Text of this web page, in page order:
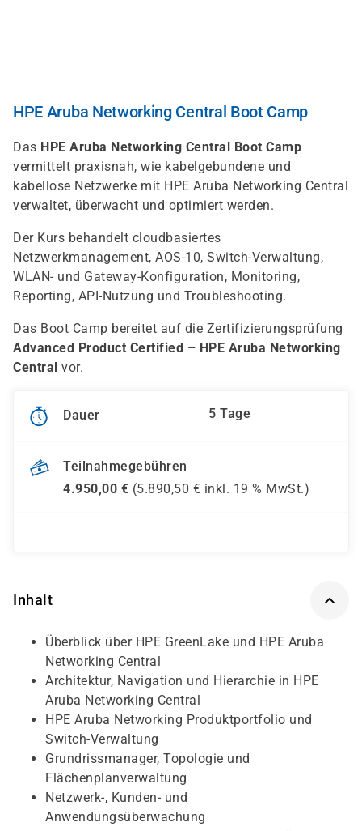
HPE Aruba Networking Central Boot Camp
Das HPE Aruba Networking Central Boot Camp
vermittelt praxisnah, wie kabelgebundene und
kabellose Netzwerke mit HPE Aruba Networking Central
verwaltet, überwacht und optimiert werden.
Der Kurs behandelt cloudbasiertes
Netzwerkmanagement, AOS-10, Switch-Verwaltung,
WLAN- und Gateway-Konfiguration, Monitoring,
Reporting, API-Nutzung und Troubleshooting.
Das Boot Camp bereitet auf die Zertifizierungsprüfung
Advanced Product Certified – HPE Aruba Networking
Central vor.
Dauer 5 Tage
Teilnahmegebühren
4.950,00 € (5.890,50 € inkl. 19 % MwSt.)
Inhalt
Überblick über HPE GreenLake und HPE Aruba
Networking Central
Architektur, Navigation und Hierarchie in HPE
Aruba Networking Central
HPE Aruba Networking Produktportfolio und
Switch-Verwaltung
Grundrissmanager, Topologie und
Flächenplanverwaltung
Netzwerk-, Kunden- und
Anwendungsüberwachung